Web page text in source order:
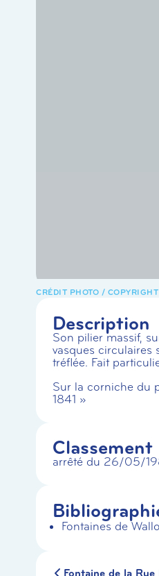
Description
Son pilier massif,
vasques circulaires
tréflée. Fait
Sur la corniche du
1841 »
arrêté du 26/05/
Fontaines de
Fontaine de la Rue